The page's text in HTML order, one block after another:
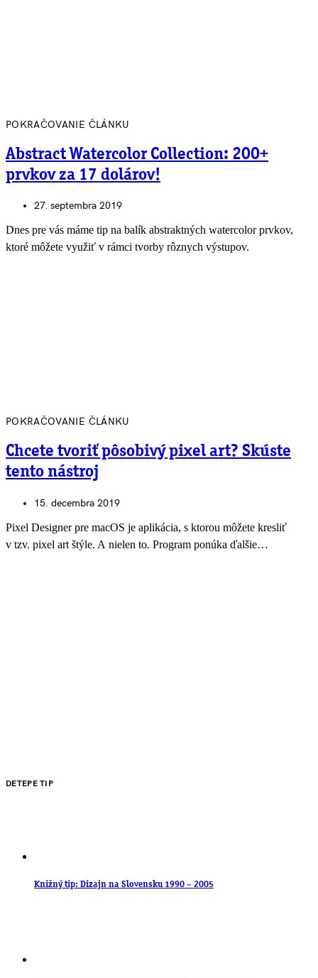
POKRAČOVANIE ČLÁNKU
Abstract Watercolor Collection: 200+
prvkov za 17 dolárov!
27. septembra 2019
Dnes pre vás máme tip na balík abstraktných watercolor prvkov,
ktoré môžete využiť v rámci tvorby rôznych výstupov.
POKRAČOVANIE ČLÁNKU
Chcete tvoriť pôsobivý pixel art? Skúste
tento nástroj
15. decembra 2019
Pixel Designer pre macOS je aplikácia, s ktorou môžete kresliť
v tzv. pixel art štýle. A nielen to. Program ponúka ďalšie…
DETEPE TIP
Knižný tip: Dizajn na Slovensku 1990 – 2005